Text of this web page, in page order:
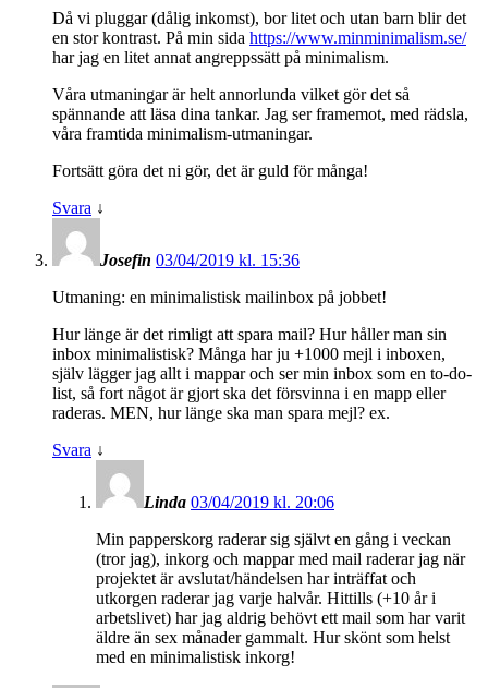
Då vi pluggar (dålig inkomst), bor litet och utan barn blir det
en stor kontrast. På min sida https://www.minminimalism.se/
har jag en litet annat angreppssätt på minimalism.
Våra utmaningar är helt annorlunda vilket gör det så
spännande att läsa dina tankar. Jag ser framemot, med rädsla,
våra framtida minimalism-utmaningar.
Fortsätt göra det ni gör, det är guld för många!
Svara ↓
Josefin 03/04/2019 kl. 15:36
Utmaning: en minimalistisk mailinbox på jobbet!
Hur länge är det rimligt att spara mail? Hur håller man sin
inbox minimalistisk? Många har ju +1000 mejl i inboxen,
själv lägger jag allt i mappar och ser min inbox som en to-do-
list, så fort något är gjort ska det försvinna i en mapp eller
raderas. MEN, hur länge ska man spara mejl? ex.
Svara ↓
Linda 03/04/2019 kl. 20:06
Min papperskorg raderar sig självt en gång i veckan
(tror jag), inkorg och mappar med mail raderar jag när
projektet är avslutat/händelsen har inträffat och
utkorgen raderar jag varje halvår. Hittills (+10 år i
arbetslivet) har jag aldrig behövt ett mail som har varit
äldre än sex månader gammalt. Hur skönt som helst
med en minimalistisk inkorg!